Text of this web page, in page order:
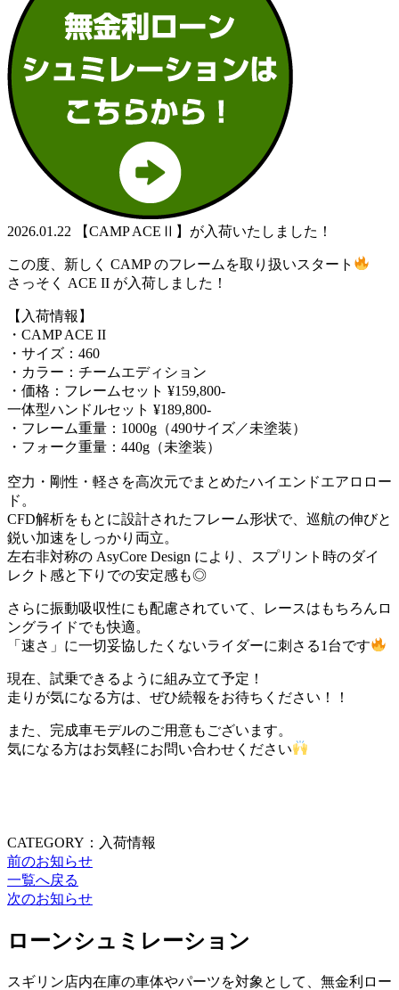
2026.01.22 【CAMP ACEⅡ】が入荷いたしました！
この度、新しく CAMP のフレームを取り扱いスタート
さっそく ACE II が入荷しました！
【入荷情報】
・CAMP ACE II
・サイズ：460
・カラー：チームエディション
・価格：フレームセット ¥159,800-
一体型ハンドルセット ¥189,800-
・フレーム重量：1000g（490サイズ／未塗装）
・フォーク重量：440g（未塗装）
空力・剛性・軽さを高次元でまとめたハイエンドエアロロー
ド。
CFD解析をもとに設計されたフレーム形状で、巡航の伸びと
鋭い加速をしっかり両立。
左右非対称の AsyCore Design により、スプリント時のダイ
レクト感と下りでの安定感も◎
さらに振動吸収性にも配慮されていて、レースはもちろんロ
ングライドでも快適。
「速さ」に一切妥協したくないライダーに刺さる1台です
現在、試乗できるように組み立て予定！
走りが気になる方は、ぜひ続報をお待ちください！！
また、完成車モデルのご用意もございます。
気になる方はお気軽にお問い合わせください
CATEGORY：入荷情報
前のお知らせ
一覧へ戻る
次のお知らせ
ローンシュミレーション
スギリン店内在庫の車体やパーツを対象として、無金利ロー